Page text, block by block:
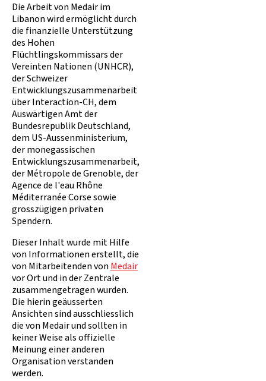
Die Arbeit von Medair im
Libanon wird ermöglicht durch
die finanzielle Unterstützung
des Hohen
Flüchtlingskommissars der
Vereinten Nationen (UNHCR),
der Schweizer
Entwicklungszusammenarbeit
über Interaction-CH, dem
Auswärtigen Amt der
Bundesrepublik Deutschland,
dem US-Aussenministerium,
der monegassischen
Entwicklungszusammenarbeit,
der Métropole de Grenoble, der
Agence de l'eau Rhône
Méditerranée Corse sowie
grosszügigen privaten
Spendern.
Dieser Inhalt wurde mit Hilfe
von Informationen erstellt, die
von Mitarbeitenden vonMedair
vor Ort und in der Zentrale
zusammengetragen wurden.
Die hierin geäusserten
Ansichten sind ausschliesslich
die von Medair und sollten in
keiner Weise als offizielle
Meinung einer anderen
Organisation verstanden
werden.